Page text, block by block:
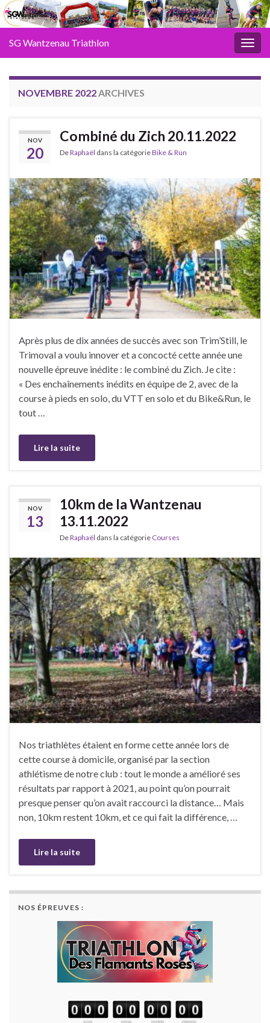
SG Wantzenau Triathlon
NOVEMBRE 2022ARCHIVES
NOV
20
Combiné du Zich 20.11.2022
DeRaphaël dans la catégorieBike & Run
Après plus de dix années de succès avec son Trim’Still, le
Trimoval a voulu innover et a concocté cette année une
nouvelle épreuve inédite : le combiné du Zich. Je cite :
« Des enchaînements inédits en équipe de 2, avec de la
course à pieds en solo, du VTT en solo et du Bike&Run, le
tout …
Lire la suite
NOV
13
10km de la Wantzenau
13.11.2022
DeRaphaël dans la catégorie Courses
Nos triathlètes étaient en forme cette année lors de
cette course à domicile, organisé par la section
athlétisme de notre club : tout le monde a amélioré ses
résultats par rapport à 2021, au point qu’on pourrait
presque penser qu’on avait raccourci la distance… Mais
non, 10km restent 10km, et ce qui fait la différence, …
Lire la suite
NOS ÉPREUVES :